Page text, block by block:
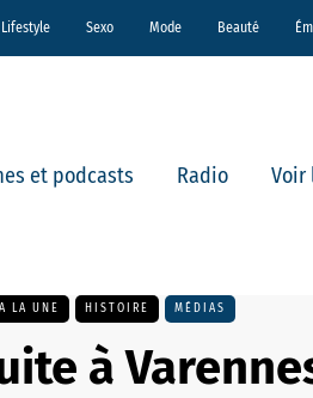
Sexo Mode Beauté
et podcasts Radio Voir
A LA UNE HISTOIRE MÉDIAS
à